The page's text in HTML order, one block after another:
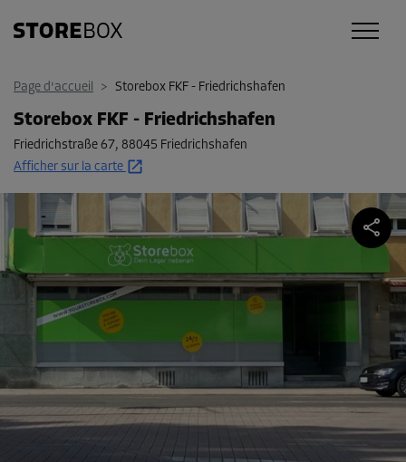
Page d'accueil > Storebox FKF - Friedrichshafen
Storebox FKF - Friedrichshafen
Friedrichstraße 67, 88045 Friedrichshafen
Afficher sur la carte